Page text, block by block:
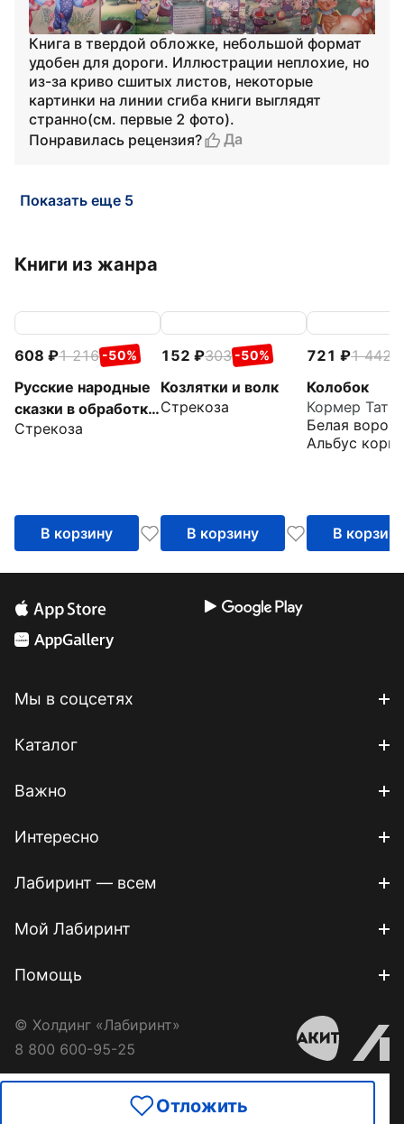
Отложить
Книга в твердой обложке, небольшой формат
удобен для дороги. Иллюстрации неплохие, но
из-за криво сшитых листов, некоторые
картинки на линии сгиба книги выглядят
странно(см. первые 2 фото).
Понравилась рецензия?
Да
Показать еще 5
Книги из жанра
608 1 216 -50%
Русские народные
сказки в обработке
А. Н. Толстого
Стрекоза
В корзину
152 303 -50%
Козлятки и волк
Стрекоза
В корзину
721 1 442
Колобок
Кормер
Белая
Альбус
В корзину
Мы в соцсетях
Каталог
Важно
Интересно
Лабиринт — всем
Мой Лабиринт
Помощь
© Холдинг «Лабиринт»
8 800 600-95-25